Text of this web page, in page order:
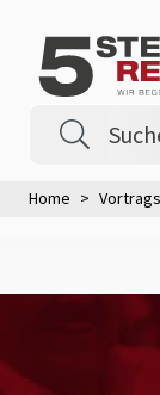
Home